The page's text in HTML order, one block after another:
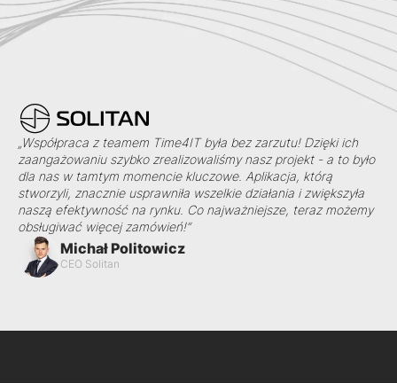
„Współpraca z teamem Time4IT była bez zarzutu! Dzięki ich
zaangażowaniu szybko zrealizowaliśmy nasz projekt - a to było
dla nas w tamtym momencie kluczowe. Aplikacja, którą
stworzyli, znacznie usprawniła wszelkie działania i zwiększyła
naszą efektywność na rynku. Co najważniejsze, teraz możemy
obsługiwać więcej zamówień!”
Michał Politowicz
CEO Solitan